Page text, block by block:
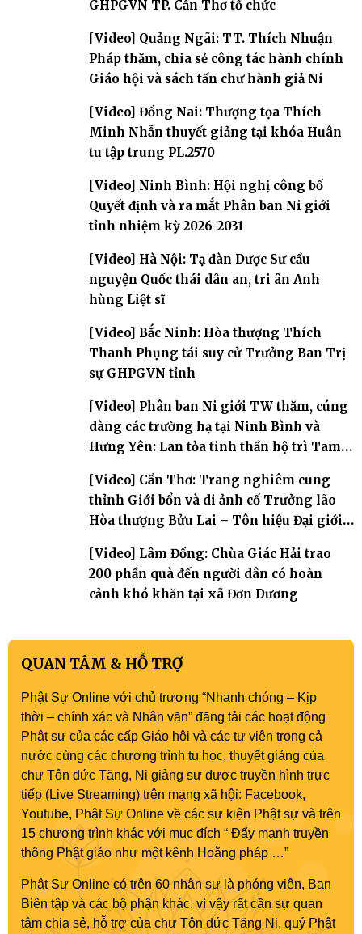
GHPGVN TP. Cần Thơ tổ chức
[Video] Quảng Ngãi: TT. Thích Nhuận
Pháp thăm, chia sẻ công tác hành chính
Giáo hội và sách tấn chư hành giả Ni
[Video] Đồng Nai: Thượng tọa Thích
Minh Nhẫn thuyết giảng tại khóa Huân
tu tập trung PL.2570
[Video] Ninh Bình: Hội nghị công bố
Quyết định và ra mắt Phân ban Ni giới
tỉnh nhiệm kỳ 2026-2031
[Video] Hà Nội: Tạ đàn Dược Sư cầu
nguyện Quốc thái dân an, tri ân Anh
hùng Liệt sĩ
[Video] Bắc Ninh: Hòa thượng Thích
Thanh Phụng tái suy cử Trưởng Ban Trị
sự GHPGVN tỉnh
[Video] Phân ban Ni giới TW thăm, cúng
dàng các trường hạ tại Ninh Bình và
Hưng Yên: Lan tỏa tinh thần hộ trì Tam
[Video] Cần Thơ: Trang nghiêm cung
thỉnh Giới bổn và di ảnh cố Trưởng lão
Hòa thượng Bửu Lai – Tôn hiệu Đại giới
[Video] Lâm Đồng: Chùa Giác Hải trao
200 phần quà đến người dân có hoàn
cảnh khó khăn tại xã Đơn Dương
QUAN TÂM & HỖ TRỢ
Phật Sự Online với chủ trương “Nhanh chóng – Kịp
thời – chính xác và Nhân văn” đăng tải các hoạt động
Phật sự của các cấp Giáo hội và các tự viện trong cả
nước cùng các chương trình tu học, thuyết giảng của
chư Tôn đức Tăng, Ni giảng sư được truyền hình trực
tiếp (Live Streaming) trên mạng xã hội: Facebook,
Youtube, Phật Sự Online về các sự kiện Phật sự và trên
15 chương trình khác với mục đích “ Đẩy mạnh truyền
thông Phật giáo như một kênh Hoằng pháp …”
Phật Sự Online có trên 60 nhân sự là phóng viên, Ban
Biên tập và các bộ phận khác, vì vậy rất cần sự quan
tâm chia sẻ, hỗ trợ của chư Tôn đức Tăng Ni, quý Phật